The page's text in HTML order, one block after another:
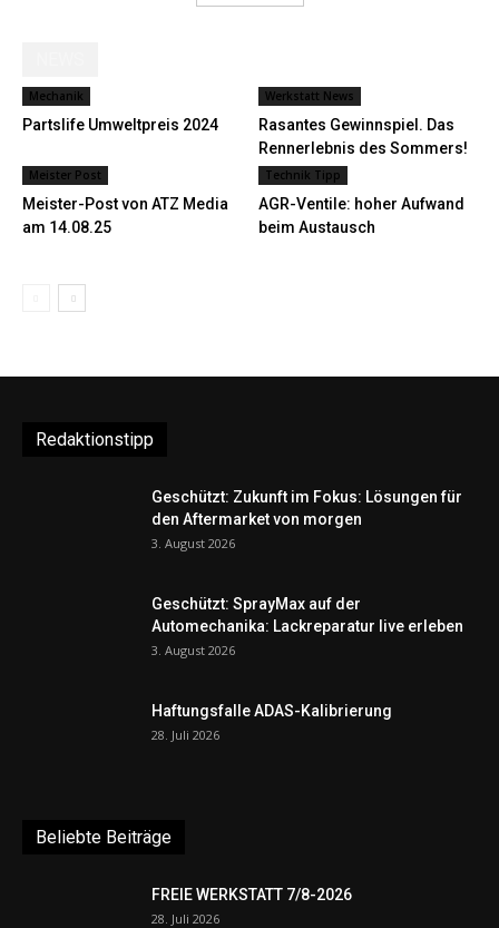
Mechanik
Partslife Umweltpreis 2024
Werkstatt News
Rasantes Gewinnspiel. Das
Rennerlebnis des Sommers!
Meister Post
Meister-Post von ATZ Media
am 14.08.25
Technik Tipp
AGR-Ventile: hoher Aufwand
beim Austausch
Redaktionstipp
Geschützt: Zukunft im Fokus: Lösungen für
den Aftermarket von morgen
3. August 2026
Geschützt: SprayMax auf der
Automechanika: Lackreparatur live erleben
3. August 2026
Haftungsfalle ADAS-Kalibrierung
28. Juli 2026
Beliebte Beiträge
FREIE WERKSTATT 7/8-2026
28. Juli 2026